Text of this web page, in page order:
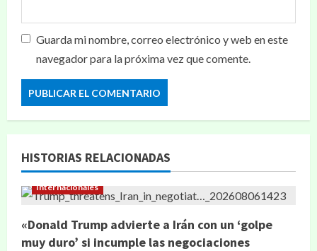
Guarda mi nombre, correo electrónico y web en este
navegador para la próxima vez que comente.
HISTORIAS RELACIONADAS
Internacionales
«Donald Trump advierte a Irán con un ‘golpe
muy duro’ si incumple las negociaciones